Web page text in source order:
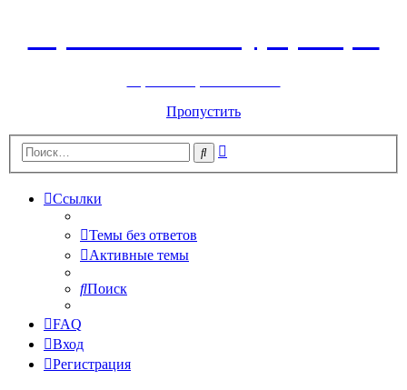
Пропустить
Поиск
Ссылки
Темы без ответов
Активные темы
Поиск
FAQ
Вход
Регистрация